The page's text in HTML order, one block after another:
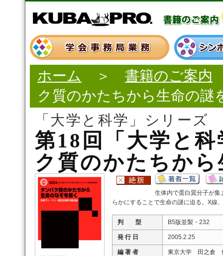
ホーム ＞ 書籍のご案内
ク質のかたちから生命の謎
「大学と科学」シリーズ
第18回「大学と
ク質のかたちか
生体内で蛋白質分子が
らかにすることで生命の謎に迫る。X線
判 型 B5版並製・232
発 行 日 2005.2.25
編 著 者 東京大学 田之倉